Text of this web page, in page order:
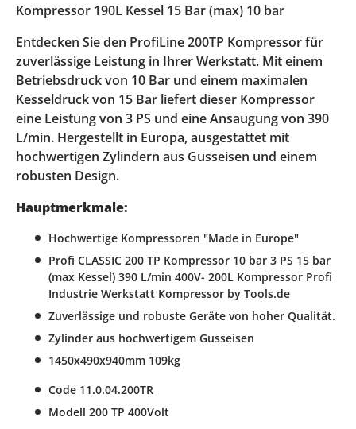
Kompressor 190L Kessel 15 Bar (max) 10 bar
Entdecken Sie den ProfiLine 200TP Kompressor für
zuverlässige Leistung in Ihrer Werkstatt. Mit einem
Betriebsdruck von 10 Bar und einem maximalen
Kesseldruck von 15 Bar liefert dieser Kompressor
eine Leistung von 3 PS und eine Ansaugung von 390
L/min. Hergestellt in Europa, ausgestattet mit
hochwertigen Zylindern aus Gusseisen und einem
robusten Design.
Hauptmerkmale:
Hochwertige Kompressoren "Made in Europe"
Profi CLASSIC 200 TP Kompressor 10 bar 3 PS 15 bar
(max Kessel) 390 L/min 400V- 200L Kompressor Profi
Industrie Werkstatt Kompressor by Tools.de
Zuverlässige und robuste Geräte von hoher Qualität.
Zylinder aus hochwertigem Gusseisen
1450x490x940mm 109kg
Code 11.0.04.200TR
Modell 200 TP 400Volt